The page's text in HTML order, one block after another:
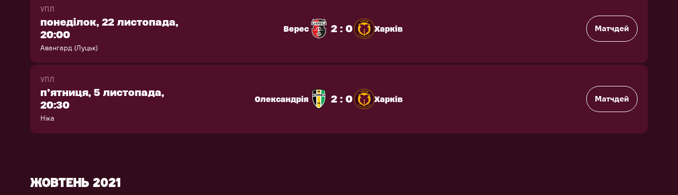
УПЛ
понеділок, 22 листопада,
20:00
Авангард (Луцьк)
Верес 2 : 0 Харків Матчдей
УПЛ
п’ятниця, 5 листопада,
20:30
Ніка
Олександрія 2 : 0 Харків Матчдей
ЖОВТЕНЬ 2021